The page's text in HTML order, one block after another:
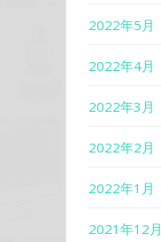
2022年5月
2022年4月
2022年3月
2022年2月
2022年1月
2021年12月